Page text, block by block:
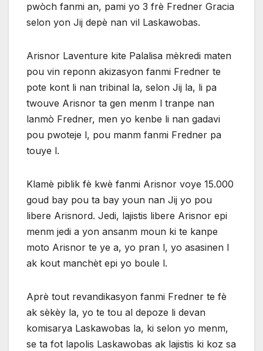
pwòch fanmi an, pami yo 3 frè Fredner Gracia
selon yon Jij depè nan vil Laskawobas.
Arisnor Laventure kite Palalisa mèkredi maten
pou vin reponn akizasyon fanmi Fredner te
pote kont li nan tribinal la, selon Jij la, li pa
twouve Arisnor ta gen menm l tranpe nan
lanmò Fredner, men yo kenbe li nan gadavi
pou pwoteje l, pou manm fanmi Fredner pa
touye l.
Klamè piblik fè kwè fanmi Arisnor voye 15.000
goud bay pou ta bay youn nan Jij yo pou
libere Arisnord. Jedi, lajistis libere Arisnor epi
menm jedi a yon ansanm moun ki te kanpe
moto Arisnor te ye a, yo pran l, yo asasinen l
ak kout manchèt epi yo boule l.
Aprè tout revandikasyon fanmi Fredner te fè
ak sèkèy la, yo te tou al depoze li devan
komisarya Laskawobas la, ki selon yo menm,
se ta fot lapolis Laskawobas ak lajistis ki koz sa